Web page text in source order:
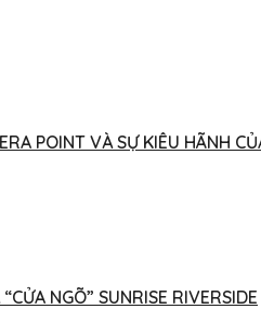
POINT VÀ SỰ KIÊU HÃNH
NGÕ” SUNRISE RIVERSIDE